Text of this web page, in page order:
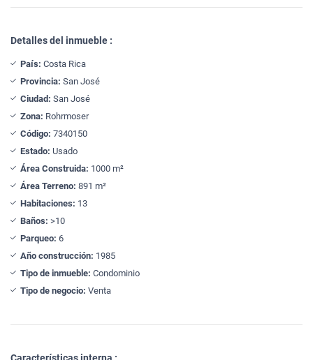
Detalles del inmueble :
País: Costa Rica
Provincia: San José
Ciudad: San José
Zona: Rohrmoser
Código: 7340150
Estado: Usado
Área Construida: 1000 m²
Área Terreno: 891 m²
Habitaciones: 13
Baños: >10
Parqueo: 6
Año construcción: 1985
Tipo de inmueble: Condominio
Tipo de negocio: Venta
Características interna :